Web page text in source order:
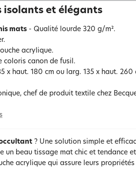
isolants et élégants
mats - Qualité lourde 320 g/m².
acrylique.
canon de fusil.
x haut. 180 cm ou larg. 135 x haut. 260
chef de produit textile chez
? Une solution simple et
un beau tissage mat chic et tendance
acrylique qui assure leurs propriétés